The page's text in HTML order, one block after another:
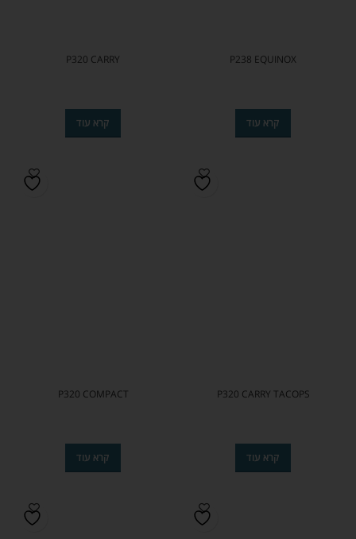
P238 EQUINOX
קרא עוד
P320 CARRY
קרא עוד
P320 CARRY TACOPS
קרא עוד
P320 COMPACT
קרא עוד